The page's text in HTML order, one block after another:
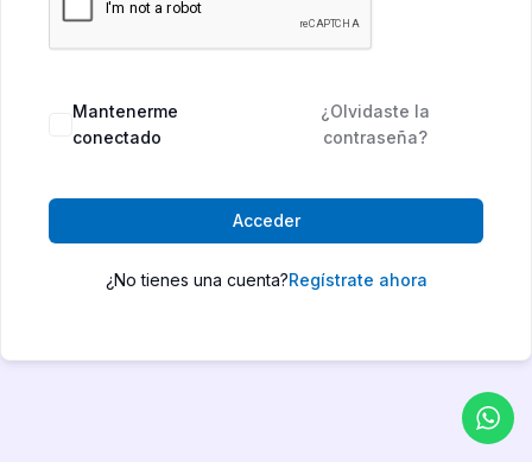
Mantenerme
conectado
¿Olvidaste la
contraseña?
Acceder
¿No tienes una cuenta?Regístrate ahora